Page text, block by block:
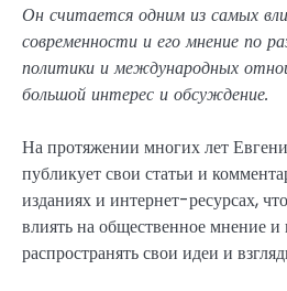
Он считается одним из самых
современности и его мнение по
политики и международных
большой интерес и обсуждение.
На протяжении многих лет
публикует свои статьи и
изданиях и интернет-ресурсах,
влиять на общественное мнение и
распространять свои идеи и